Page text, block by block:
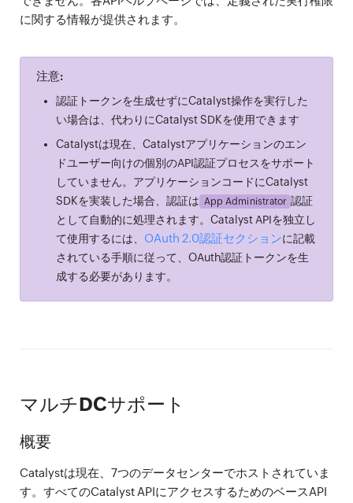
に関する情報が提供されます。
注意:
認証トークンを生成せずにCatalyst操作を実行した
い場合は、代わりにCatalyst SDKを使用できます
Catalystは現在、Catalystアプリケーションのエン
ドユーザー向けの個別のAPI認証プロセスをサポート
していません。アプリケーションコードにCatalyst
SDKを実装した場合、認証は App Administrator 認証
として自動的に処理されます。Catalyst APIを独立し
て使用するには、 OAuth 2.0認証セクションに記載
されている手順に従って、OAuth認証トークンを生
成する必要があります。
マルチDCサポート
概要
Catalystは現在、7つのデータセンターでホストされていま
す。すべてのCatalyst APIにアクセスするためのベースAPI